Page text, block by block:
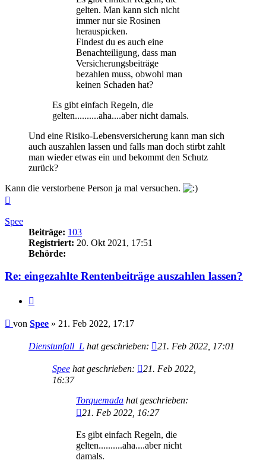
gelten. Man kann sich nicht
immer nur sie Rosinen
herauspicken.
Findest du es auch eine
Benachteiligung, dass man
Versicherungsbeiträge
bezahlen muss, obwohl man
keinen Schaden hat?
Es gibt einfach Regeln, die
gelten..........aha....aber nicht damals.
Und eine Risiko-Lebensversicherung kann man sich
auch auszahlen lassen und falls man doch stirbt zahlt
man wieder etwas ein und bekommt den Schutz
zurück?
Kann die verstorbene Person ja mal versuchen.
Spee
Beiträge: 103
Registriert: 20. Okt 2021, 17:51
Behörde:
Re: eingezahlte Rentenbeiträge auszahlen lassen?
Beitrag
von Spee » 21. Feb 2022, 17:17
Dienstunfall_L hat geschrieben: 21. Feb 2022, 17:01
Spee hat geschrieben:
21. Feb 2022,
16:37
Torquemada hat geschrieben:
21. Feb 2022, 16:27
Es gibt einfach Regeln, die
gelten..........aha....aber nicht
damals.